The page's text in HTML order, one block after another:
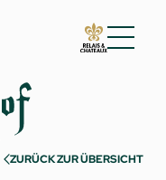
ZURÜCK ZUR ÜBERSICHT